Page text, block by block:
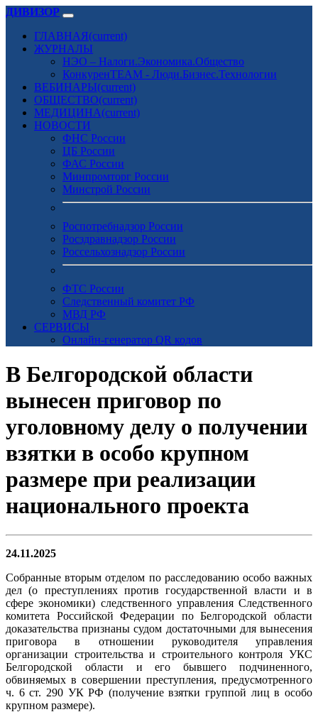
ДИВИЗОР
ГЛАВНАЯ(current)
ЖУРНАЛЫ
НЭО – Налоги.Экономика.Общество
КонкуренTEAM - Люди.Бизнес.Технологии
ВЕБИНАРЫ(current)
ОБЩЕСТВО(current)
МЕДИЦИНА(current)
НОВОСТИ
ФНС России
ЦБ России
ФАС России
Минпромторг России
Минстрой России
Роспотребнадзор России
Росздравнадзор России
Россельхознадзор России
ФТС России
Следственный комитет РФ
МВД РФ
СЕРВИСЫ
Онлайн-генератор QR кодов
В Белгородской области
вынесен приговор по
уголовному делу о получении
взятки в особо крупном
размере при реализации
национального проекта
24.11.2025
Собранные вторым отделом по расследованию особо важных
дел (о преступлениях против государственной власти и в
сфере экономики) следственного управления Следственного
комитета Российской Федерации по Белгородской области
доказательства признаны судом достаточными для вынесения
приговора в отношении руководителя управления
организации строительства и строительного контроля УКС
Белгородской области и его бывшего подчиненного,
обвиняемых в совершении преступления, предусмотренного
ч. 6 ст. 290 УК РФ (получение взятки группой лиц в особо
крупном размере).